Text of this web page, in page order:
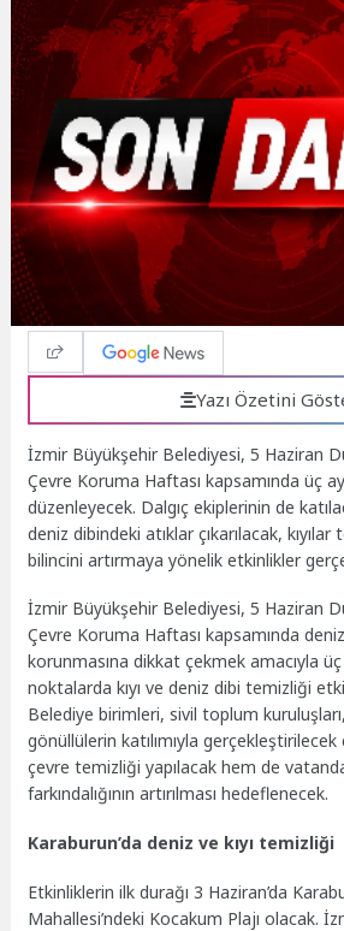
Yazı Özetini
İzmir Büyükşehir Belediyesi, 5 Haziran
Çevre Koruma Haftası kapsamında üç
düzenleyecek. Dalgıç ekiplerinin de
deniz dibindeki atıklar çıkarılacak,
bilincini artırmaya yönelik etkinlikler
İzmir Büyükşehir Belediyesi, 5 Haziran
Çevre Koruma Haftası kapsamında
korunmasına dikkat çekmek amacıyla
noktalarda kıyı ve deniz dibi temizliği
Belediye birimleri, sivil toplum
gönüllülerin katılımıyla
çevre temizliği yapılacak hem de
farkındalığının artırılması hedeflenecek.
Karaburun’da deniz ve kıyı temizliği
Etkinliklerin ilk durağı 3 Haziran’da
Mahallesi’ndeki Kocakum Plajı olacak.